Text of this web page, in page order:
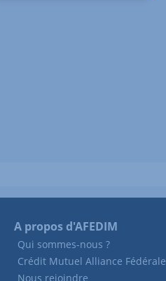
A propos d'AFEDIM
Qui sommes-nous ?
Crédit Mutuel Alliance Fédérale
Nous rejoindre